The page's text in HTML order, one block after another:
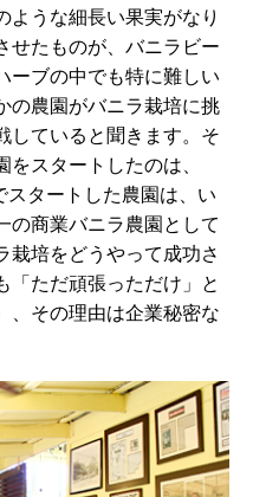
ような細長い果実がなり
せたものが、バニラビー
ーブの中でも特に難しい
の農園がバニラ栽培に挑
していると聞きます。そ
スタートしたのは、
タートした農園は、い
の商業バニラ農園として
栽培をどうやって成功さ
「ただ頑張っただけ」と
、その理由は企業秘密な